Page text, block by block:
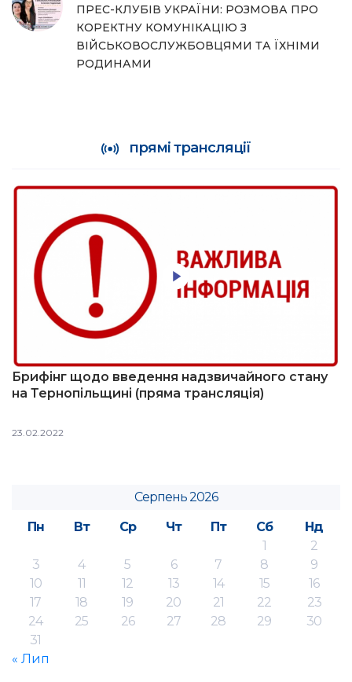
ПРЕС-КЛУБІВ УКРАЇНИ: РОЗМОВА ПРО
КОРЕКТНУ КОМУНІКАЦІЮ З
ВІЙСЬКОВОСЛУЖБОВЦЯМИ ТА ЇХНІМИ
РОДИНАМИ
прямі трансляції
Брифінг щодо введення надзвичайного стану
на Тернопільщині (пряма трансляція)
23.02.2022
Серпень 2026
Пн
Вт Ср Чт Пт Сб
Нд
1
2
3
4 5 6 7 8
9
10
11 12 13 14 15
16
17
18 19 20 21 22
23
24
25 26 27 28 29
30
31
« Лип